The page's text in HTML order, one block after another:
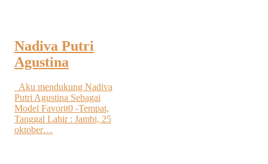
Nadiva Putri
Agustina
Aku mendukung Nadiva
Putri Agustina Sebagai
Model Favorit0 -Tempat,
Tanggal Lahir : Jambi, 25
oktober…